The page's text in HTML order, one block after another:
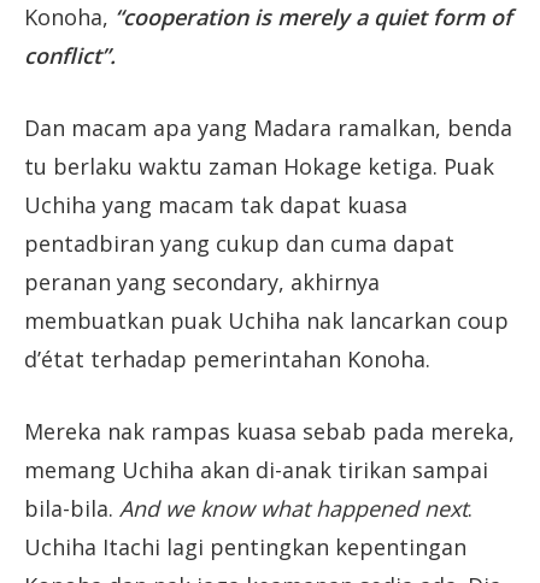
Konoha, “cooperation is merely a quiet form of
conflict”.
Dan macam apa yang Madara ramalkan, benda
tu berlaku waktu zaman Hokage ketiga. Puak
Uchiha yang macam tak dapat kuasa
pentadbiran yang cukup dan cuma dapat
peranan yang secondary, akhirnya
membuatkan puak Uchiha nak lancarkan coup
d’état terhadap pemerintahan Konoha.
Mereka nak rampas kuasa sebab pada mereka,
memang Uchiha akan di-anak tirikan sampai
bila-bila. And we know what happened next.
Uchiha Itachi lagi pentingkan kepentingan